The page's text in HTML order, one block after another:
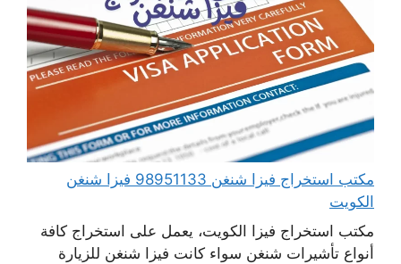
مكتب استخراج فيزا شنغن 98951133 فيزا شنغن
الكويت
مكتب استخراج فيزا الكويت، يعمل على استخراج كافة
أنواع تأشيرات شنغن سواء كانت فيزا شنغن للزيارة